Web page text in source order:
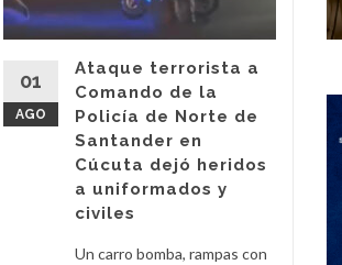
01
AGO
Ataque terrorista a
Comando de la
Policía de Norte de
Santander en
Cúcuta dejó heridos
a uniformados y
civiles
Un carro bomba, rampas con